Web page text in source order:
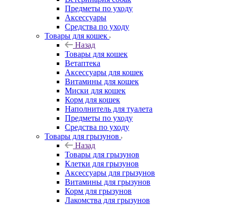
Предметы по уходу
Аксессуары
Средства по уходу
Товары для кошек
Назад
Товары для кошек
Ветаптека
Аксессуары для кошек
Витамины для кошек
Миски для кошек
Корм для кошек
Наполнитель для туалета
Предметы по уходу
Средства по уходу
Товары для грызунов
Назад
Товары для грызунов
Клетки для грызунов
Аксессуары для грызунов
Витамины для грызунов
Корм для грызунов
Лакомства для грызунов